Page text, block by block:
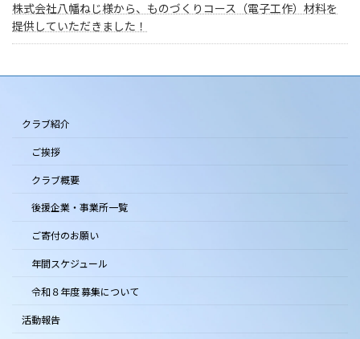
株式会社八幡ねじ様から、ものづくりコース（電子工作）材料を
提供していただきました！
クラブ紹介
ご挨拶
クラブ概要
後援企業・事業所一覧
ご寄付のお願い
年間スケジュール
令和８年度 募集について
活動報告